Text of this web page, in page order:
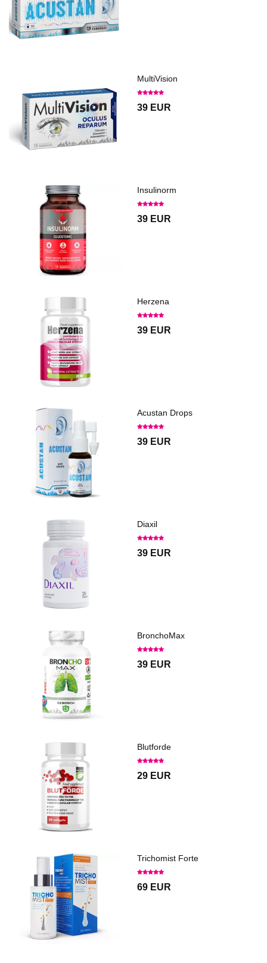
MultiVision
39 EUR
Insulinorm
39 EUR
Herzena
39 EUR
Acustan Drops
39 EUR
Diaxil
39 EUR
BronchoMax
39 EUR
Blutforde
29 EUR
Trichomist Forte
69 EUR